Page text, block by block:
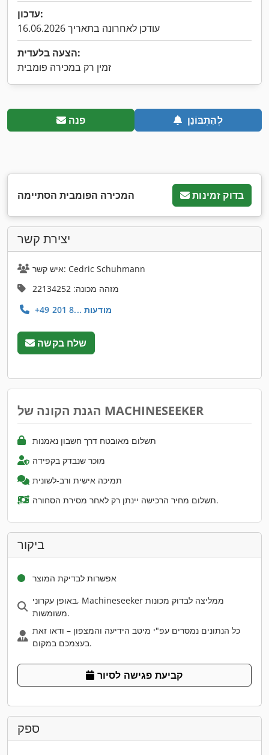
עדכון:
עודכן לאחרונה בתאריך 16.06.2026
הצעה בלעדית:
זמין רק במכירה פומבית
פנה לְהִתְבּוֹנֵן
המכירה הפומבית הסתיימה בדוק זמינות
יצירת קשר
איש קשר: Cedric Schuhmann
מזהה מכונה: 22134252
+49 201 8... מודעות
שלח בקשה
הגנת הקונה של MACHINESEEKER
תשלום מאובטח דרך חשבון נאמנות
מוכר שנבדק בקפידה
תמיכה אישית ורב-לשונית
תשלום מחיר הרכישה יינתן רק לאחר מסירת הסחורה.
ביקור
אפשרות לבדיקת המוצר
באופן עקרוני, Machineseeker ממליצה לבדוק מכונות
משומשות.
כל הנתונים נמסרים עפ"י מיטב הידיעה והמצפון – ודאו זאת
בעצמכם במקום.
קביעת פגישה לסיור
ספק